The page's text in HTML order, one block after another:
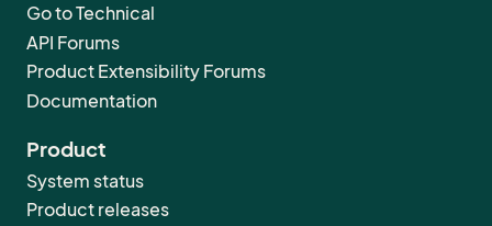
Go to Technical
API Forums
Product Extensibility Forums
Documentation
Product
System status
Product releases